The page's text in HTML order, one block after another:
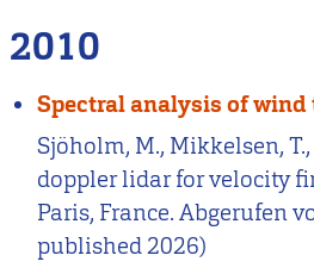
2010
Spectral analysis of
Sjöholm, M., Mikkelsen,
doppler lidar for velocity
Paris, France.
published 2026)